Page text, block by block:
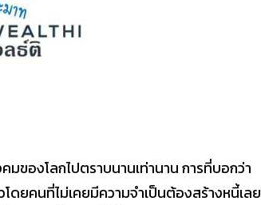
ของโลกไปตราบนานเท่านาน การที่บอกว่า
ดยคนที่ไม่เคยมีความจำเป็นต้องสร้างหนี้เลย